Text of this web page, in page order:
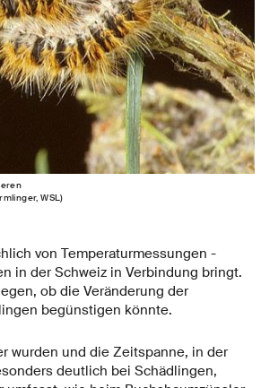
WSL)
von Temperaturmessungen -
in der Schweiz in Verbindung bringt.
ob die Veränderung der
begünstigen könnte.
wurden und die Zeitspanne, in der
deutlich bei Schädlingen,